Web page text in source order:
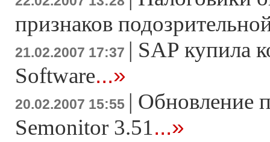
признаков
21.02.2007 17:37 | SAP купила
Software...»
20.02.2007 15:55 | Обновление
Semonitor 3.51...»